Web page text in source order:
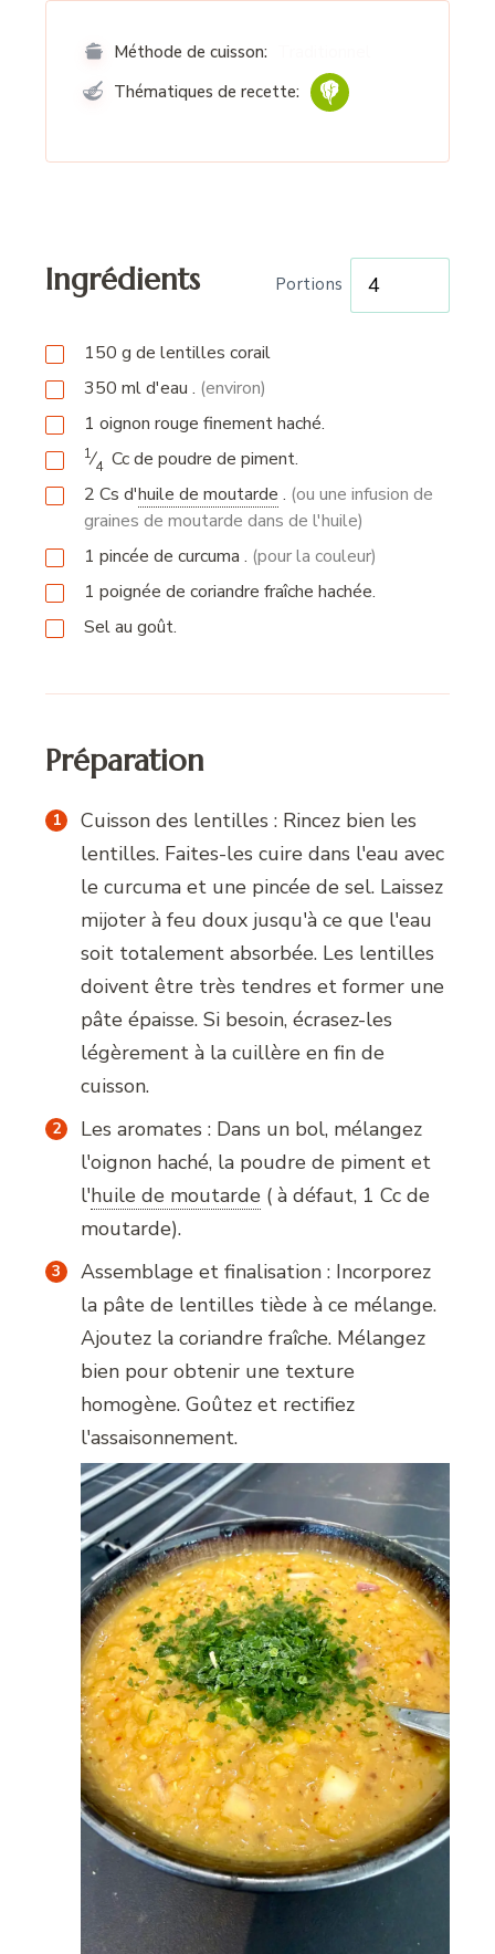
Méthode de cuisson:
Thématiques de recette:
Ingrédients Portions
150 g de lentilles corail
350 mld'eau . (environ)
1 oignon rouge finement haché.
1⁄4 Ccde poudre de piment.
2 Cs d'huile de moutarde . (ou une infusion de
graines de moutarde dans de l'huile)
1 pincée de curcuma . (pour la couleur)
1 poignée de coriandre fraîche hachée.
Sel au goût.
Préparation
Cuisson des lentilles : Rincez bien les
lentilles. Faites-les cuire dans l'eau avec
le curcuma et une pincée de sel. Laissez
mijoter à feu doux jusqu'à ce que l'eau
soit totalement absorbée. Les lentilles
doivent être très tendres et former une
pâte épaisse. Si besoin, écrasez-les
légèrement à la cuillère en fin de
cuisson.
Les aromates : Dans un bol, mélangez
l'oignon haché, la poudre de piment et
l'huile de moutarde ( à défaut, 1 Cc de
moutarde).
Assemblage et finalisation : Incorporez
la pâte de lentilles tiède à ce mélange.
Ajoutez la coriandre fraîche. Mélangez
bien pour obtenir une texture
homogène. Goûtez et rectifiez
l'assaisonnement.